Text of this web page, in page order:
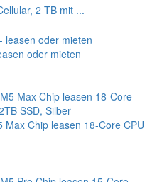
2 TB mit ...
oder mieten
Max Chip leasen 18-Core CPU